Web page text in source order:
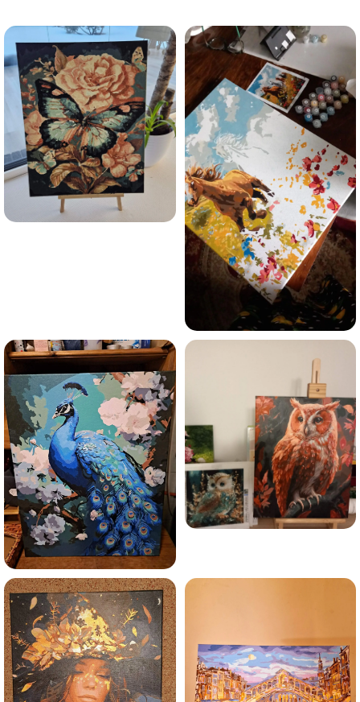
Esmu iepazinies ar GleznoPats.lv privātuma politiku un
piekrītu tai
GleznoPats.lvPrivātuma politika
SAŅEMT -10%